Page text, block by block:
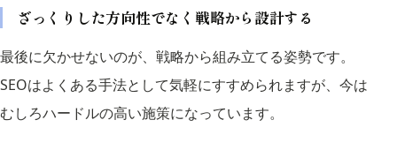
ざっくりした方向性でなく戦略から設計する
最後に欠かせないのが、戦略から組み立てる姿勢です。
SEOはよくある手法として気軽にすすめられますが、今は
むしろハードルの高い施策になっています。